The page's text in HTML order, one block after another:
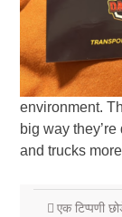
environment.
big way
and trucks
एक टिप्पणी